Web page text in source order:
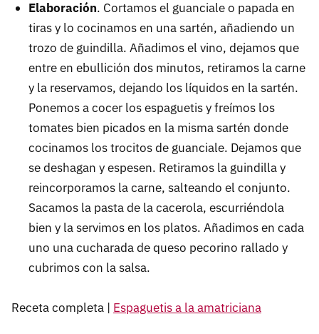
Elaboración. Cortamos el guanciale o papada en
tiras y lo cocinamos en una sartén, añadiendo un
trozo de guindilla. Añadimos el vino, dejamos que
entre en ebullición dos minutos, retiramos la carne
y la reservamos, dejando los líquidos en la sartén.
Ponemos a cocer los espaguetis y freímos los
tomates bien picados en la misma sartén donde
cocinamos los trocitos de guanciale. Dejamos que
se deshagan y espesen. Retiramos la guindilla y
reincorporamos la carne, salteando el conjunto.
Sacamos la pasta de la cacerola, escurriéndola
bien y la servimos en los platos. Añadimos en cada
uno una cucharada de queso pecorino rallado y
cubrimos con la salsa.
Receta completa | Espaguetis a la amatriciana